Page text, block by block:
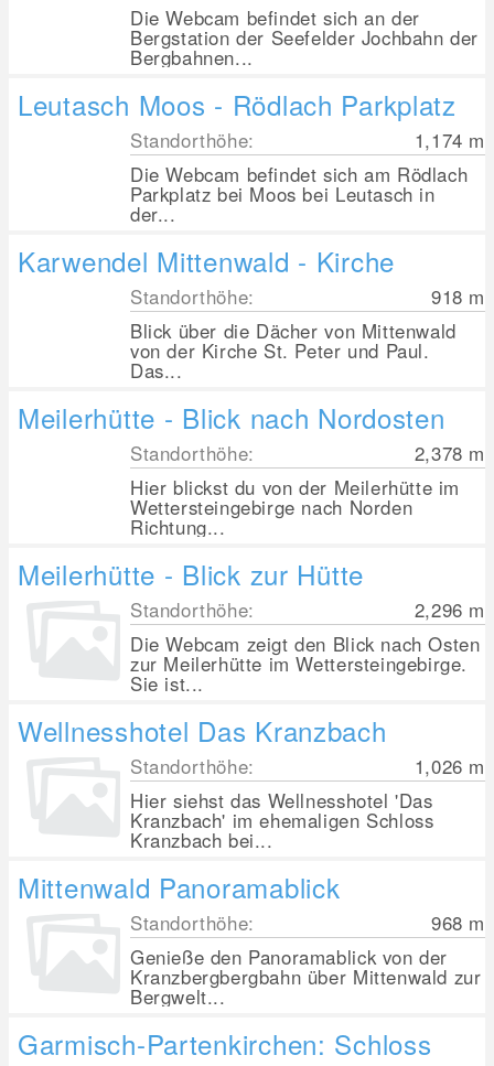
Die Webcam befindet sich an der
Bergstation der Seefelder Jochbahn der
Bergbahnen...
Leutasch Moos - Rödlach Parkplatz
Standorthöhe: 1,174 m
Die Webcam befindet sich am Rödlach
Parkplatz bei Moos bei Leutasch in
der...
Karwendel Mittenwald - Kirche
Standorthöhe: 918 m
Blick über die Dächer von Mittenwald
von der Kirche St. Peter und Paul.
Das...
Meilerhütte - Blick nach Nordosten
Standorthöhe: 2,378 m
Hier blickst du von der Meilerhütte im
Wettersteingebirge nach Norden
Richtung...
Meilerhütte - Blick zur Hütte
Standorthöhe: 2,296 m
Die Webcam zeigt den Blick nach Osten
zur Meilerhütte im Wettersteingebirge.
Sie ist...
Wellnesshotel Das Kranzbach
Standorthöhe: 1,026 m
Hier siehst das Wellnesshotel 'Das
Kranzbach' im ehemaligen Schloss
Kranzbach bei...
Mittenwald Panoramablick
Standorthöhe: 968 m
Genieße den Panoramablick von der
Kranzbergbergbahn über Mittenwald zur
Bergwelt...
Garmisch-Partenkirchen: Schloss